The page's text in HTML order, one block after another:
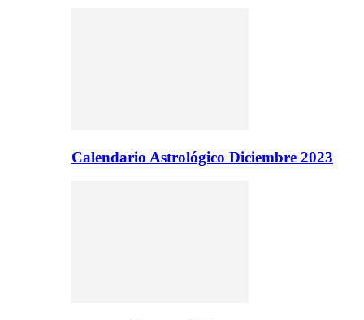
Calendario Astrológico Diciembre 2023